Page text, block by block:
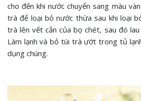
cho đến khi nước chuyển sang màu
trà để loại bỏ nước thừa sau khi loại
trà lên vết cắn của bọ chét, sau đó lau
Làm lạnh và bỏ túi trà ướt trong tủ
dụng chúng.